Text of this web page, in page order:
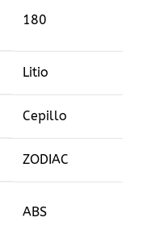
180
Litio
Cepillo
ZODIAC
ABS